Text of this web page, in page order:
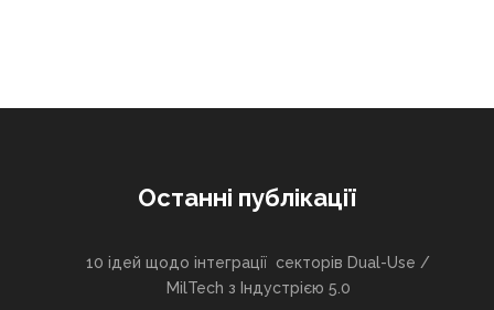
Останні публікації
10 ідей щодо інтеграції секторів Dual-Use /
MilTech з Індустрією 5.0